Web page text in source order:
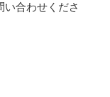
合わせくださ